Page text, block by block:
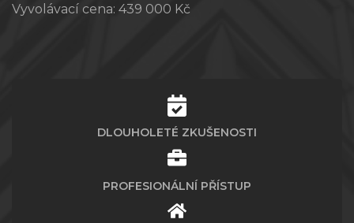
Vyvolávací cena: 439 000 Kč
DLOUHOLETÉ ZKUŠENOSTI
PROFESIONÁLNÍ PŘÍSTUP